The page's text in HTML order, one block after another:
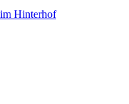
Hinterhof